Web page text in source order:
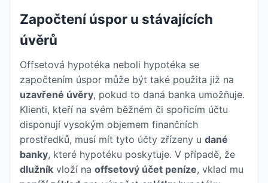
Započtení úspor u stávajících
úvěrů
Offsetová hypotéka neboli hypotéka se
započtením úspor může být také použita již na
uzavřené úvěry, pokud to daná banka umožňuje.
Klienti, kteří na svém běžném či spořicím účtu
disponují vysokým objemem finančních
prostředků, musí mít tyto účty zřízeny u dané
banky, které hypotéku poskytuje. V případě, že
dlužník vloží na offsetový účet peníze, vklad mu